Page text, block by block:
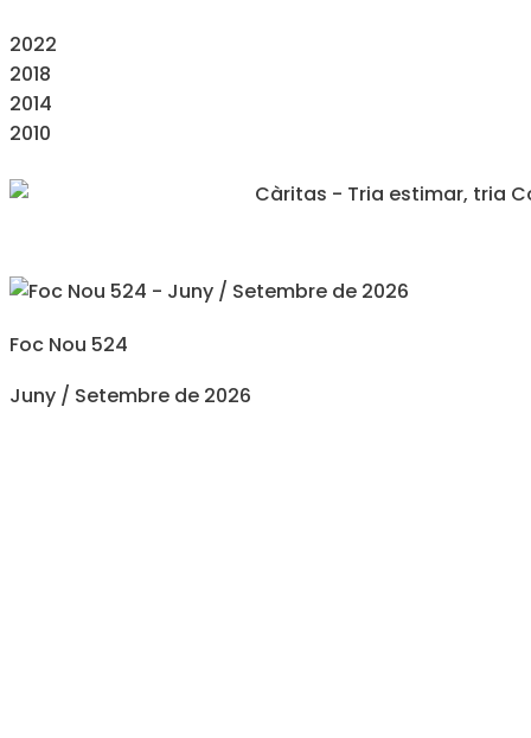
2022
2018
2014
2010
Foc Nou 524
Juny / Setembre de 2026